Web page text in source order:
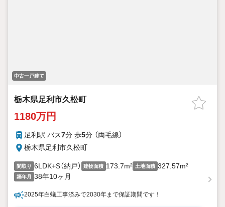
中古一戸建て
栃木県足利市久松町
1180万円
足利駅 バス7分 歩5分 （両毛線）
栃木県足利市久松町
間取り 6LDK+S（納戸） 建物面積 173.7m² 土地面積 327.57m²
築年月 38年10ヶ月
2025年白蟻工事済みで2030年まで保証期間です！